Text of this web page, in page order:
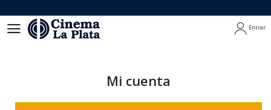
Entrar
Mi cuenta